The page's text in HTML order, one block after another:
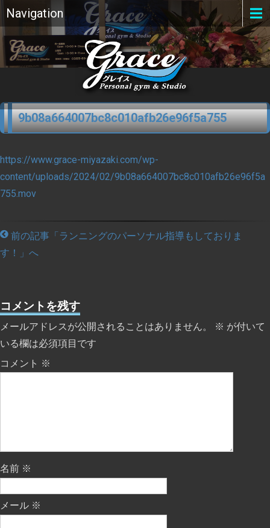
Navigation
9b08a664007bc8c010afb26e96f5a755
https://www.grace-miyazaki.com/wp-
content/uploads/2024/02/9b08a664007bc8c010afb26e96f5a
755.mov
前の記事「ランニングのパーソナル指導もしておりま
す！」へ
コメントを残す
メールアドレスが公開されることはありません。 ※ が付いて
いる欄は必須項目です
コメント ※
名前 ※
メール ※